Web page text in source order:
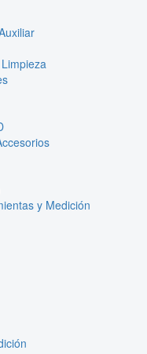
y Medición